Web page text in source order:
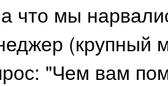
что мы
(крупный
"Чем вам